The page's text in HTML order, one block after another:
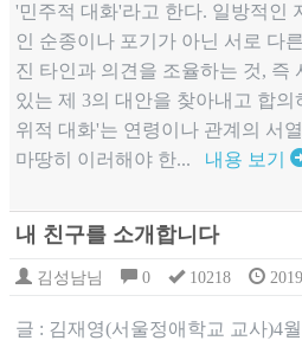
'민주적 대화'라고 한다. 일방적인
인 순종이나 포기가 아닌 서로 다
진 타인과 의견을 조율하는 것, 즉
있는 제 3의 대안을 찾아내고 합의
위적 대화'는 연령이나 관계의 서
마땅히 이러해야 한... 내용 보기
내 친구를 소개합니다
김성남님 0 10218
글 : 김재영(서울정애학교 교사)4월